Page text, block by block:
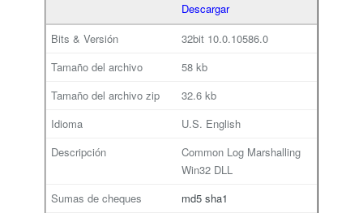
Descargar
32bit 10.0.10586.0
58 kb
32.6 kb
U.S. English
Common Log Marshalling
Win32 DLL
md5 sha1